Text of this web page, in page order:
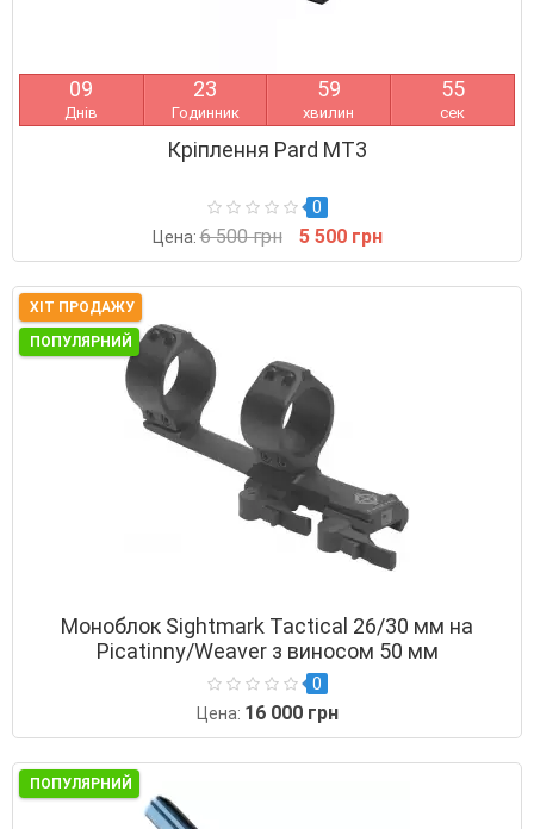
09
Днів
23
Годинник
59
хвилин
54
сек
Кріплення Pard MT3
0
Цена:6 500 грн 5 500 грн
ХІТ ПРОДАЖУ
ПОПУЛЯРНИЙ
Моноблок Sightmark Tactical 26/30 мм на
Picatinny/Weaver з виносом 50 мм
швидкознімний
0
Цена: 16 000 грн
ПОПУЛЯРНИЙ